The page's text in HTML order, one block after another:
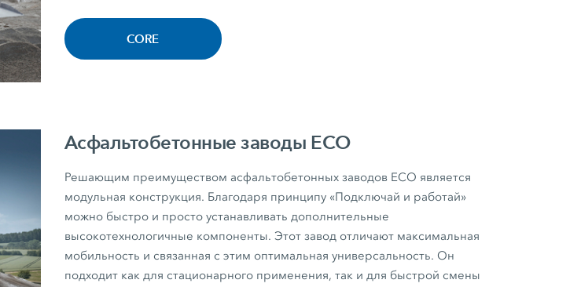
CORE
Асфальтобетонные заводы ECO
Решающим преимуществом асфальтобетонных заводов ECO является
модульная конструкция. Благодаря принципу «Подключай и работай»
можно быстро и просто устанавливать дополнительные
высокотехнологичные компоненты. Этот завод отличают максимальная
мобильность и связанная с этим оптимальная универсальность. Он
подходит как для стационарного применения, так и для быстрой смены